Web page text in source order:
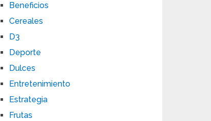
Beneficios
Cereales
D3
Deporte
Dulces
Entretenimiento
Estrategia
Frutas